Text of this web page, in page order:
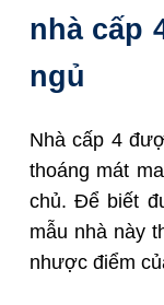
nhà cấp
ngủ
Nhà cấp 4
thoáng mát
chủ. Để biết
mẫu nhà này
nhược điểm